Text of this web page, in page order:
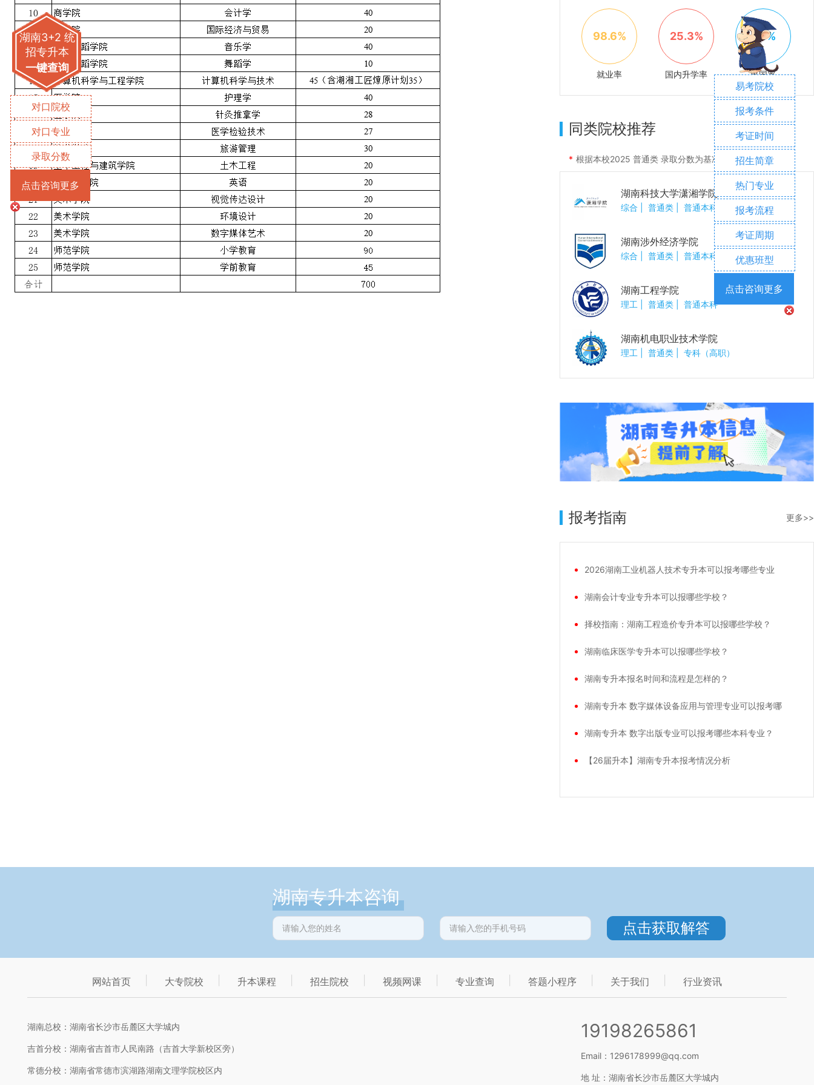
98.6%
就业率
25.3%
国内升学率
7.4%
出国率
同类院校推荐
根据本校2025 普通类 录取分数为基准进行推荐
湖南科技大学潇湘学院
综合 普通类 普通本科
湖南涉外经济学院
综合 普通类 普通本科
湖南工程学院
理工 普通类 普通本科
湖南机电职业技术学院
理工 普通类 专科（高职）
报考指南 更多>>
2026湖南工业机器人技术专升本可以报考哪些专业
湖南会计专业专升本可以报哪些学校？
择校指南：湖南工程造价专升本可以报哪些学校？
湖南临床医学专升本可以报哪些学校？
湖南专升本报名时间和流程是怎样的？
湖南专升本 数字媒体设备应用与管理专业可以报考哪
湖南专升本 数字出版专业可以报考哪些本科专业？
【26届升本】湖南专升本报考情况分析
湖南专升本咨询
网站首页 大专院校 升本课程 招生院校 视频网课 专业查询 答题小程序 关于我们 行业资讯
湖南总校：湖南省长沙市岳麓区大学城内
吉首分校：湖南省吉首市人民南路（吉首大学新校区旁）
常德分校：湖南省常德市滨湖路湖南文理学院校区内
19198265861
Email：1296178999@qq.com
地 址：湖南省长沙市岳麓区大学城内
湖南3+2 统
招专升本
一键查询
对口院校
对口专业
录取分数
点击咨询更多
易考院校
报考条件
考证时间
招生简章
热门专业
报考流程
考证周期
优惠班型
点击咨询更多